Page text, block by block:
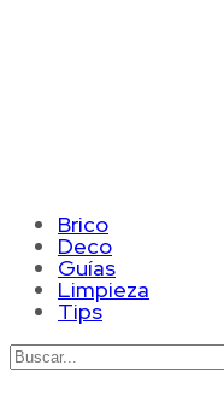
Brico
Deco
Guías
Limpieza
Tips